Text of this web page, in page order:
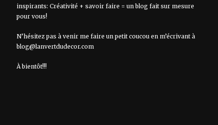
inspirants: Créativité + savoir faire = un blog fait sur mesure
pour vous!
N’hésitez pas à venir me faire un petit coucou en m’écrivant à
blog@lanvertdudecor.com
À bientôt!!!